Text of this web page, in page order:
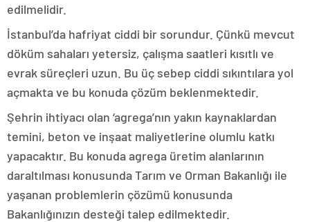
edilmelidir.
İstanbul’da hafriyat ciddi bir sorundur. Çünkü mevcut
döküm sahaları yetersiz, çalışma saatleri kısıtlı ve
evrak süreçleri uzun. Bu üç sebep ciddi sıkıntılara yol
açmakta ve bu konuda çözüm beklenmektedir.
Şehrin ihtiyacı olan ‘agrega’nın yakın kaynaklardan
temini, beton ve inşaat maliyetlerine olumlu katkı
yapacaktır. Bu konuda agrega üretim alanlarının
daraltılması konusunda Tarım ve Orman Bakanlığı ile
yaşanan problemlerin çözümü konusunda
Bakanlığınızın desteği talep edilmektedir.